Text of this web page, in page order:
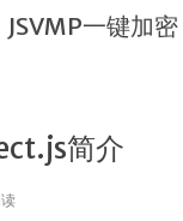
简介
JSVMP一键加密